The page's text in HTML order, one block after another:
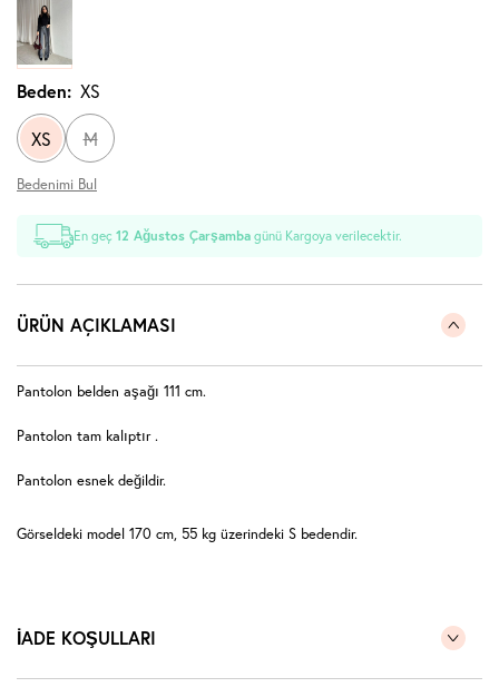
Beden: XS
XS M
Bedenimi Bul
En geç12 Ağustos Çarşamba günü Kargoya verilecektir.
ÜRÜN AÇIKLAMASI
Pantolon belden aşağı 111 cm.
Pantolon tam kalıptır .
Pantolon esnek değildir.
Görseldeki model 170 cm, 55 kg üzerindeki S bedendir.
İADE KOŞULLARI